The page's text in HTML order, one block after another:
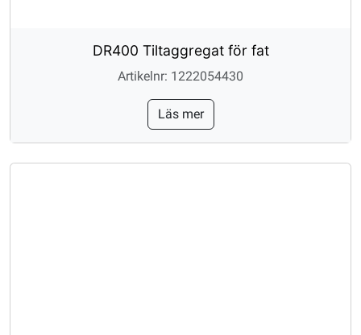
DR400 Tiltaggregat för fat
Artikelnr: 1222054430
Läs mer